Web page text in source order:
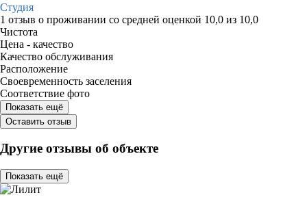
Студия
1 отзыв о проживании со средней оценкой 10,0 из 10,0
Чистота
Цена - качество
Качество обслуживания
Расположение
Своевременность заселения
Соответствие фото
Показать ещё
Оставить отзыв
Другие отзывы об объекте
Показать ещё